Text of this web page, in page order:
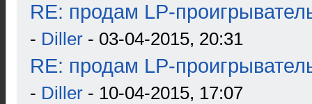
RE: продам LP-
- Diller - 03-04-2015, 20:31
RE: продам LP-
- Diller - 10-04-2015, 17:07